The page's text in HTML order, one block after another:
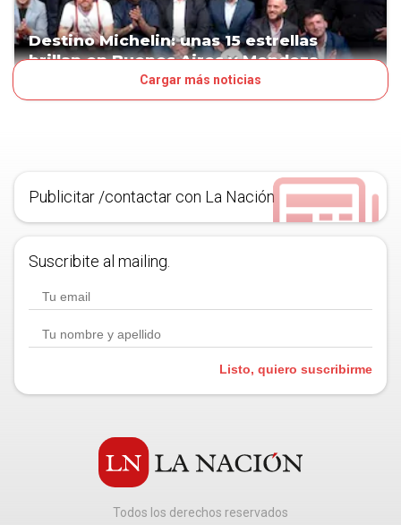
Destino Michelin: unas 15 estrellas
brillan en Buenos Aires y Mendoza
Cargar más noticias
Publicitar /contactar con La Nación
Suscribite al mailing.
Listo, quiero suscribirme
Todos los derechos reservados